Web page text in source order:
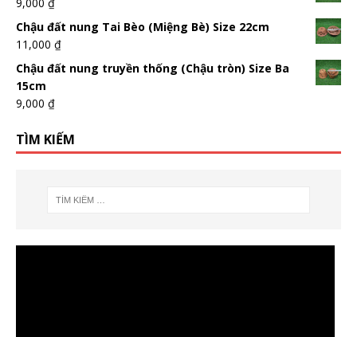
9,000 ₫
Chậu đất nung Tai Bèo (Miệng Bè) Size 22cm
11,000 ₫
Chậu đất nung truyền thống (Chậu tròn) Size Ba
15cm
9,000 ₫
TÌM KIẾM